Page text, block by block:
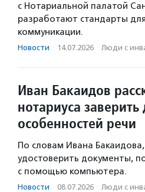
с Нотариальной палатой
разработают стандарты
коммуникации.
Новости · 14.07.2026 · Люди с
Иван Бакаидов
нотариуса
особенностей речи
По словам Ивана
удостоверить документы,
с помощью компьютера.
Новости · 08.07.2026 · Люди с